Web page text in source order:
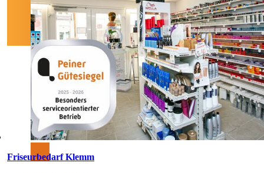
Friseurbedarf Klemm